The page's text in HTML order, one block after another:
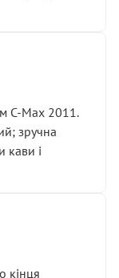
C-Max 2011.
зручна
кави і
кінця